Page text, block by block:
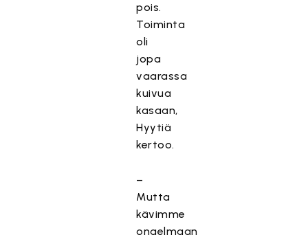
pois.
Toiminta
oli
jopa
vaarassa
kuivua
kasaan,
Hyytiä
kertoo.
–
Mutta
kävimme
ongelmaan